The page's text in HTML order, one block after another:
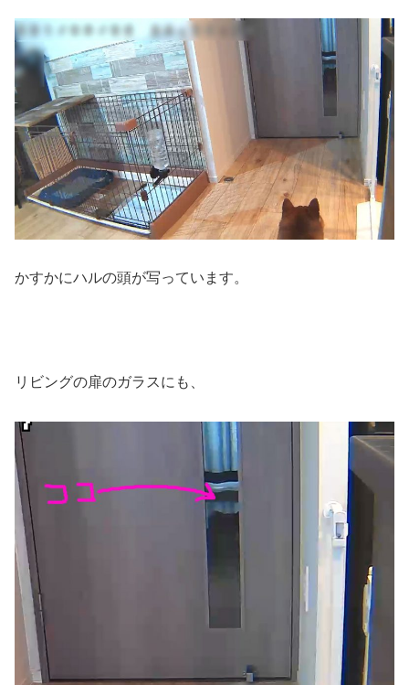
かすかにハルの頭が写っています。
リビングの扉のガラスにも、